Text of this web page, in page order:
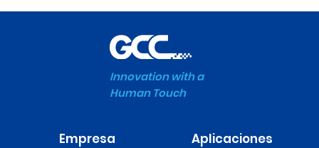
Innovation with a
Human Touch
Empresa Aplicaciones